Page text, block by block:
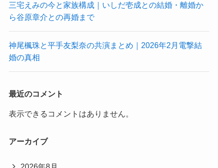
三宅えみの今と家族構成｜いしだ壱成との結婚・離婚か
ら谷原章介との再婚まで
神尾楓珠と平手友梨奈の共演まとめ｜2026年2月電撃結
婚の真相
最近のコメント
表示できるコメントはありません。
アーカイブ